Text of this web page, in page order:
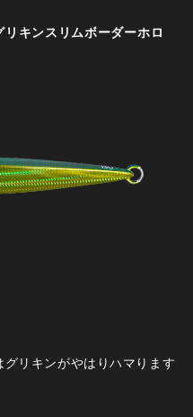
リキンスリムボーダーホロ
リキンがやはりハマります